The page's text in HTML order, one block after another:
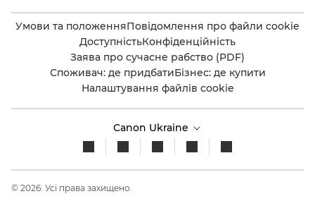
Умови та положенняПовідомлення про файли cookie
ДоступністьКонфіденційність
Заява про сучасне рабство (PDF)
Споживач: де придбатиБізнес: де купити
Налаштування файлів cookie
Canon Ukraine
© 2026. Усі права захищено.